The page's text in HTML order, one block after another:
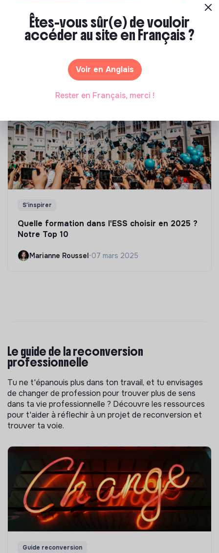
Compétences & formations
Top 8 des formations en rénovation
Marianne Roussel• 21 janvier 2025
S'inspirer
Quelle formation dans l'ESS choisir en 2025 ?
Notre Top 10
Marianne Roussel•07 mars 2025
Le guide de la reconversion
professionnelle
Tu ne t'épanouis plus dans ton travail, et tu envisages
de changer de profession pour trouver plus de sens
dans ta vie professionnelle ? Découvre les ressources
pour t'aider à réflechir à un projet de reconversion et
trouver ta voie.
Guide reconversion
Êtes-vous sûr(e) de vouloir
accéder au site en Français ?
Voir en Anglais
Rester en Français, merci !